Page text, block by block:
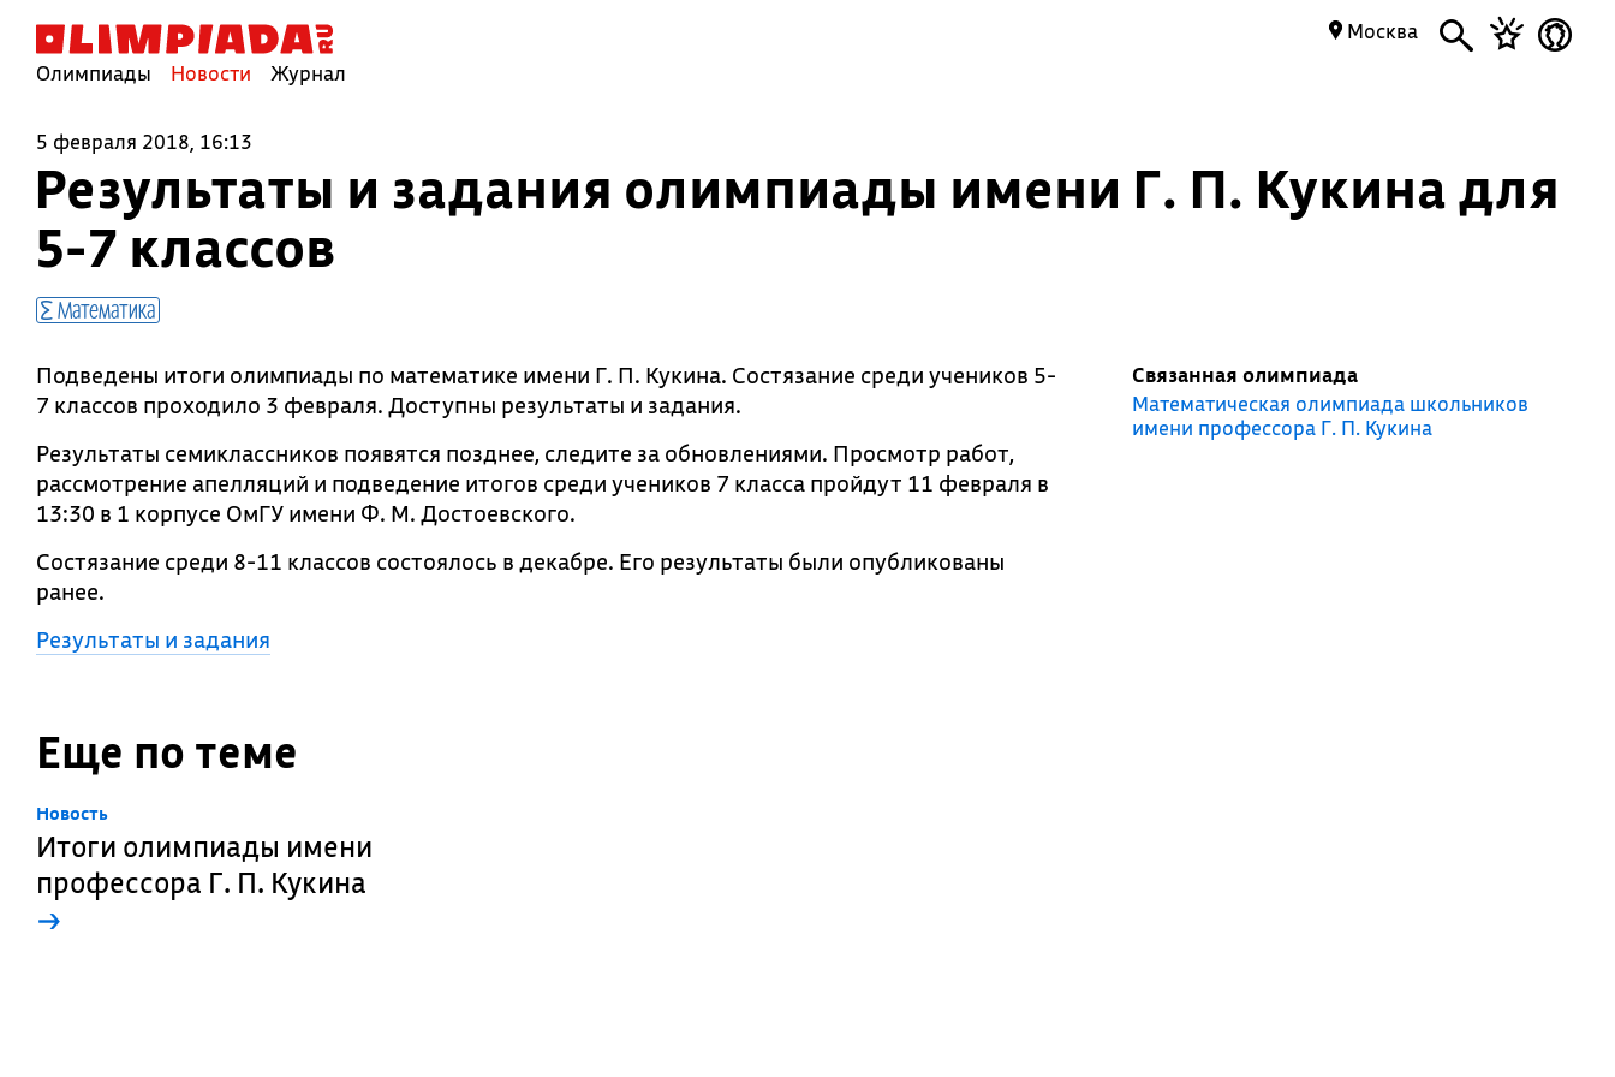
Олимпиады Новости Журнал
Москва
5 февраля 2018, 16:13
Результаты и задания олимпиады имени Г. П. Кукина для
5-7 классов
Математика
Подведены итоги олимпиады по математике имени Г. П. Кукина. Состязание среди учеников 5-
7 классов проходило 3 февраля. Доступны результаты и задания.
Результаты семиклассников появятся позднее, следите за обновлениями. Просмотр работ,
рассмотрение апелляций и подведение итогов среди учеников 7 класса пройдут 11 февраля в
13:30 в 1 корпусе ОмГУ имени Ф. М. Достоевского.
Состязание среди 8-11 классов состоялось в декабре. Его результаты были опубликованы
ранее.
Результаты и задания
Связанная олимпиада
Математическая олимпиада школьников
имени профессора Г. П. Кукина
Еще по теме
Новость
Итоги олимпиады имени
профессора Г. П. Кукина
→